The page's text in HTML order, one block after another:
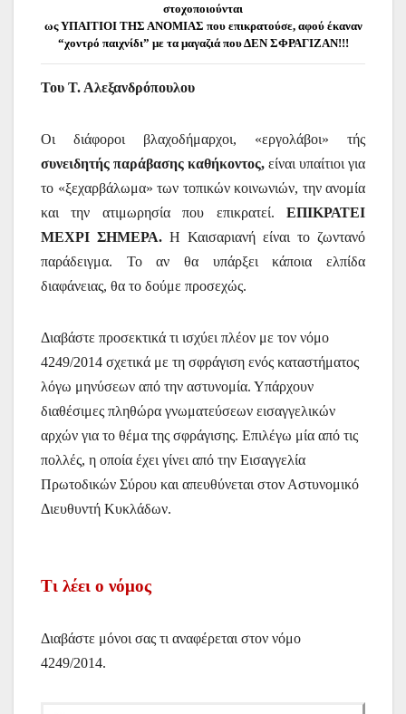
στοχοποιούνται
ως ΥΠΑΙΤΙΟΙ ΤΗΣ ΑΝΟΜΙΑΣ που επικρατούσε, αφού έκαναν
“χοντρό παιχνίδι” με τα μαγαζιά που ΔΕΝ ΣΦΡΑΓΙΖΑΝ!!!
Του Τ. Αλεξανδρόπουλου
Οι διάφοροι βλαχοδήμαρχοι, «εργολάβοι» τής
συνειδητής παράβασης καθήκοντος, είναι υπαίτιοι για
το «ξεχαρβάλωμα» των τοπικών κοινωνιών, την ανομία
και την ατιμωρησία που επικρατεί. ΕΠΙΚΡΑΤΕΙ
ΜΕΧΡΙ ΣΗΜΕΡΑ. Η Καισαριανή είναι το ζωντανό
παράδειγμα. Το αν θα υπάρξει κάποια ελπίδα
διαφάνειας, θα το δούμε προσεχώς.
Διαβάστε προσεκτικά τι ισχύει πλέον με τον νόμο
4249/2014 σχετικά με τη σφράγιση ενός καταστήματος
λόγω μηνύσεων από την αστυνομία. Υπάρχουν
διαθέσιμες πληθώρα γνωματεύσεων εισαγγελικών
αρχών για το θέμα της σφράγισης. Επιλέγω μία από τις
πολλές, η οποία έχει γίνει από την Εισαγγελία
Πρωτοδικών Σύρου και απευθύνεται στον Αστυνομικό
Διευθυντή Κυκλάδων.
Τι λέει ο νόμος
Διαβάστε μόνοι σας τι αναφέρεται στον νόμο
4249/2014.